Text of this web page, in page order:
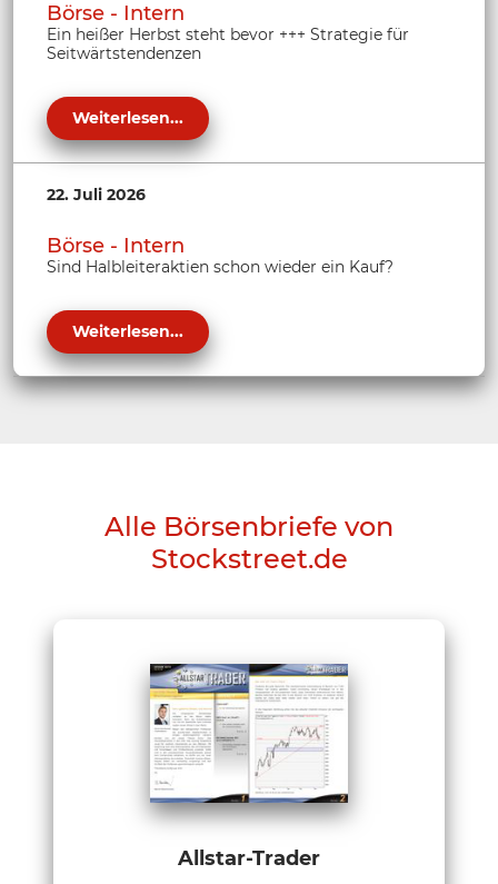
Börse - Intern
Ein heißer Herbst steht bevor +++ Strategie für
Seitwärtstendenzen
Weiterlesen...
22. Juli 2026
Börse - Intern
Sind Halbleiteraktien schon wieder ein Kauf?
Weiterlesen...
Alle Börsenbriefe von
Stockstreet.de
Allstar-Trader